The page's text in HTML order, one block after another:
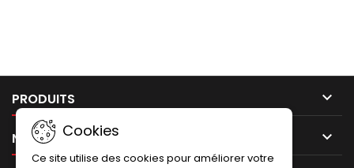
PRODUITS 
NOTRE SOCIÉTÉ 
Cookies
Ce site utilise des cookies pour améliorer votre